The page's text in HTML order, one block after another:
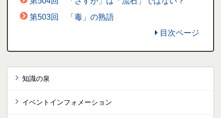
第503回 「毒」の熟語
目次ページ
知識の泉
イベントインフォメーション